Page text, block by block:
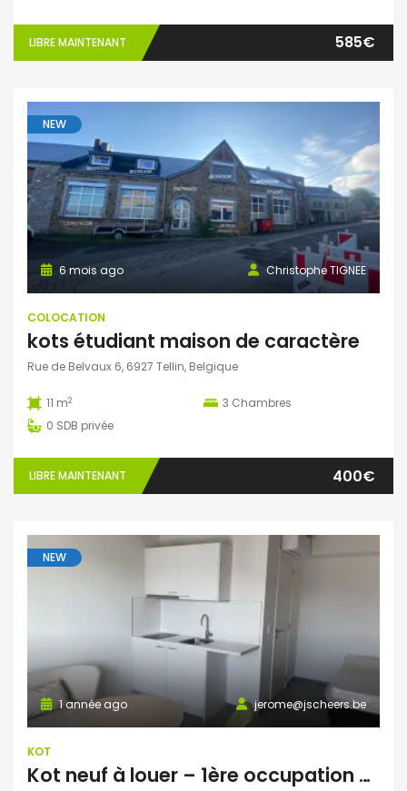
LIBRE MAINTENANT 585€
NEW
Christophe TIGNEE
6 mois ago
COLOCATION
kots étudiant maison de caractère
Rue de Belvaux 6, 6927 Tellin, Belgique
11 m2 3 Chambres
0 SDB privée
LIBRE MAINTENANT 400€
NEW
jerome@jscheers.be
1 année ago
KOT
Kot neuf à louer – 1ère occupation – Anderlecht (1070)